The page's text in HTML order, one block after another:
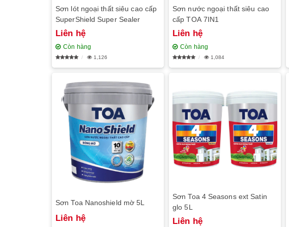
Sơn lót ngoại thất siêu cao cấp
SuperShield Super Sealer
Liên hệ
Còn hàng
1,126
Sơn nước ngoại thất siêu cao
cấp TOA 7IN1
Liên hệ
Còn hàng
1,084
Sơn Toa Nanoshield mờ 5L
Liên hệ
Sơn Toa 4 Seasons ext Satin
glo 5L
Liên hệ